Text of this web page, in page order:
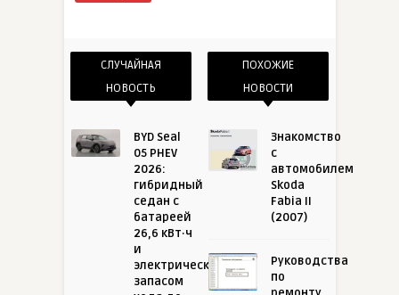
СЛУЧАЙНАЯ
НОВОСТЬ
BYD Seal
05 PHEV
2026:
гибридный
седан с
батареей
26,6 кВт·ч
и
электрическим
запасом
ПОХОЖИЕ
НОВОСТИ
Знакомство
с
автомобилем
Skoda
Fabia II
(2007)
Руководства
по